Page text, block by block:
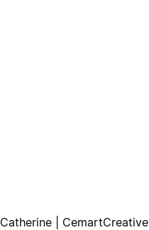
Catherine | CemartCreative